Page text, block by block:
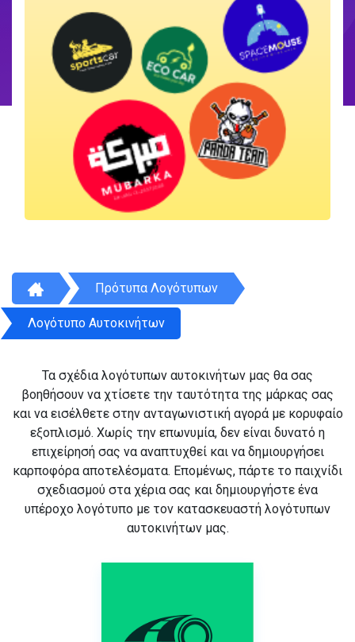
Πρότυπα Λογότυπων
Λογότυπο Αυτοκινήτων
Τα σχέδια λογότυπων αυτοκινήτων μας θα σας
βοηθήσουν να χτίσετε την ταυτότητα της μάρκας σας
και να εισέλθετε στην ανταγωνιστική αγορά με κορυφαίο
εξοπλισμό. Χωρίς την επωνυμία, δεν είναι δυνατό η
επιχείρησή σας να αναπτυχθεί και να δημιουργήσει
καρποφόρα αποτελέσματα. Επομένως, πάρτε το παιχνίδι
σχεδιασμού στα χέρια σας και δημιουργήστε ένα
υπέροχο λογότυπο με τον κατασκευαστή λογότυπων
αυτοκινήτων μας.